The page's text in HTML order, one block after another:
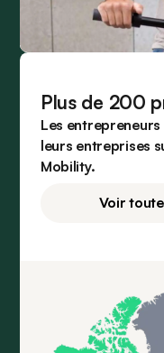
Plus de 200
Les
leurs entreprises
Mobility.
Voir